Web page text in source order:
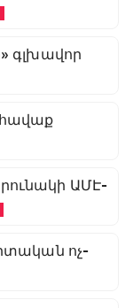
գլխավոր
ԱՄԷ-
ոչ-